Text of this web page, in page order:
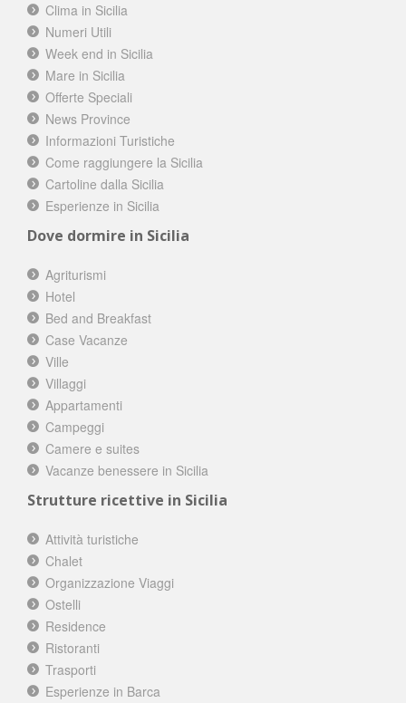
Clima in Sicilia
Numeri Utili
Week end in Sicilia
Mare in Sicilia
Offerte Speciali
News Province
Informazioni Turistiche
Come raggiungere la Sicilia
Cartoline dalla Sicilia
Esperienze in Sicilia
Dove dormire in Sicilia
Agriturismi
Hotel
Bed and Breakfast
Case Vacanze
Ville
Villaggi
Appartamenti
Campeggi
Camere e suites
Vacanze benessere in Sicilia
Strutture ricettive in Sicilia
Attività turistiche
Chalet
Organizzazione Viaggi
Ostelli
Residence
Ristoranti
Trasporti
Esperienze in Barca